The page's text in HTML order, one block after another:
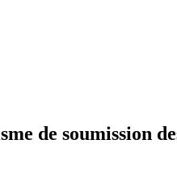
de soumission